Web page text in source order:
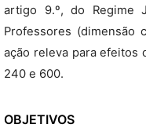
artigo 9.º, do Regime
Professores (dimensão
ação releva para efeitos
240 e 600.
OBJETIVOS